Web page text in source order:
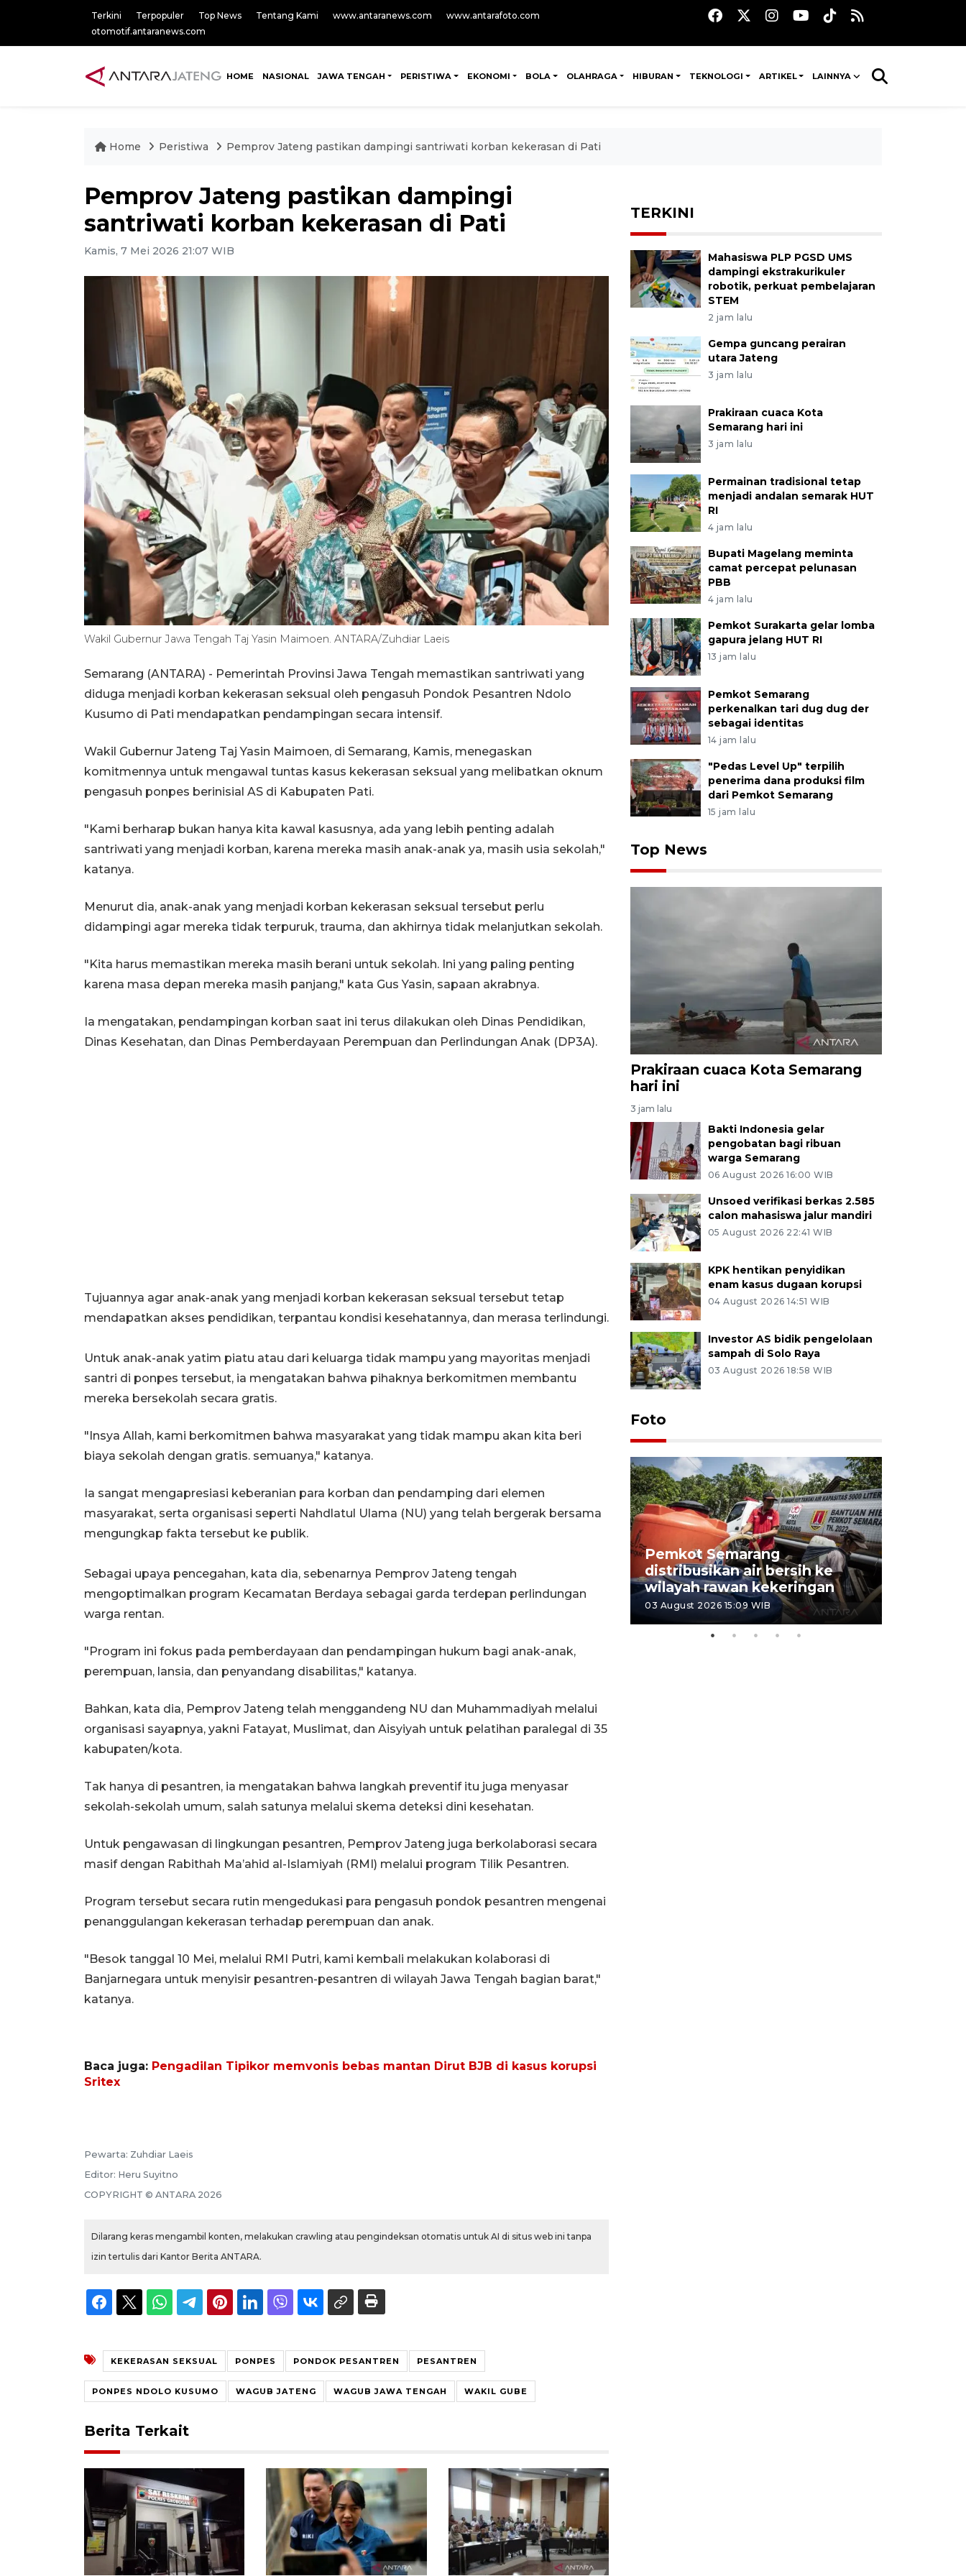
Terkini Terpopuler Top News Tentang Kami www.antaranews.com
www.antarafoto.com
otomotif.antaranews.com
HOME NASIONAL JAWA TENGAH PERISTIWA EKONOMI BOLA OLAHRAGA HIBURAN TEKNOLOGI ARTIKEL LAINNYA
Home Peristiwa Pemprov Jateng pastikan dampingi santriwati korban kekerasan di Pati
Pemprov Jateng pastikan dampingi
santriwati korban kekerasan di Pati
Kamis, 7 Mei 2026 21:07 WIB
Wakil Gubernur Jawa Tengah Taj Yasin Maimoen. ANTARA/Zuhdiar Laeis
Semarang (ANTARA) - Pemerintah Provinsi Jawa Tengah memastikan santriwati yang
diduga menjadi korban kekerasan seksual oleh pengasuh Pondok Pesantren Ndolo
Kusumo di Pati mendapatkan pendampingan secara intensif.
Wakil Gubernur Jateng Taj Yasin Maimoen, di Semarang, Kamis, menegaskan
komitmennya untuk mengawal tuntas kasus kekerasan seksual yang melibatkan oknum
pengasuh ponpes berinisial AS di Kabupaten Pati.
"Kami berharap bukan hanya kita kawal kasusnya, ada yang lebih penting adalah
santriwati yang menjadi korban, karena mereka masih anak-anak ya, masih usia sekolah,"
katanya.
Menurut dia, anak-anak yang menjadi korban kekerasan seksual tersebut perlu
didampingi agar mereka tidak terpuruk, trauma, dan akhirnya tidak melanjutkan sekolah.
"Kita harus memastikan mereka masih berani untuk sekolah. Ini yang paling penting
karena masa depan mereka masih panjang," kata Gus Yasin, sapaan akrabnya.
Ia mengatakan, pendampingan korban saat ini terus dilakukan oleh Dinas Pendidikan,
Dinas Kesehatan, dan Dinas Pemberdayaan Perempuan dan Perlindungan Anak (DP3A).
Tujuannya agar anak-anak yang menjadi korban kekerasan seksual tersebut tetap
mendapatkan akses pendidikan, terpantau kondisi kesehatannya, dan merasa terlindungi.
Untuk anak-anak yatim piatu atau dari keluarga tidak mampu yang mayoritas menjadi
santri di ponpes tersebut, ia mengatakan bahwa pihaknya berkomitmen membantu
mereka bersekolah secara gratis.
"Insya Allah, kami berkomitmen bahwa masyarakat yang tidak mampu akan kita beri
biaya sekolah dengan gratis. semuanya," katanya.
Ia sangat mengapresiasi keberanian para korban dan pendamping dari elemen
masyarakat, serta organisasi seperti Nahdlatul Ulama (NU) yang telah bergerak bersama
mengungkap fakta tersebut ke publik.
Sebagai upaya pencegahan, kata dia, sebenarnya Pemprov Jateng tengah
mengoptimalkan program Kecamatan Berdaya sebagai garda terdepan perlindungan
warga rentan.
"Program ini fokus pada pemberdayaan dan pendampingan hukum bagi anak-anak,
perempuan, lansia, dan penyandang disabilitas," katanya.
Bahkan, kata dia, Pemprov Jateng telah menggandeng NU dan Muhammadiyah melalui
organisasi sayapnya, yakni Fatayat, Muslimat, dan Aisyiyah untuk pelatihan paralegal di 35
kabupaten/kota.
Tak hanya di pesantren, ia mengatakan bahwa langkah preventif itu juga menyasar
sekolah-sekolah umum, salah satunya melalui skema deteksi dini kesehatan.
Untuk pengawasan di lingkungan pesantren, Pemprov Jateng juga berkolaborasi secara
masif dengan Rabithah Ma’ahid al-Islamiyah (RMI) melalui program Tilik Pesantren.
Program tersebut secara rutin mengedukasi para pengasuh pondok pesantren mengenai
penanggulangan kekerasan terhadap perempuan dan anak.
"Besok tanggal 10 Mei, melalui RMI Putri, kami kembali melakukan kolaborasi di
Banjarnegara untuk menyisir pesantren-pesantren di wilayah Jawa Tengah bagian barat,"
katanya.
Baca juga: Pengadilan Tipikor memvonis bebas mantan Dirut BJB di kasus korupsi
Sritex
Pewarta: Zuhdiar Laeis
Editor: Heru Suyitno
COPYRIGHT © ANTARA 2026
Dilarang keras mengambil konten, melakukan crawling atau pengindeksan otomatis untuk AI di situs web ini tanpa
izin tertulis dari Kantor Berita ANTARA.
KEKERASAN SEKSUAL PONPES PONDOK PESANTREN PESANTREN
PONPES NDOLO KUSUMO WAGUB JATENG WAGUB JAWA TENGAH WAKIL GUBE
Berita Terkait
TERKINI
Mahasiswa PLP PGSD UMS
dampingi ekstrakurikuler
robotik, perkuat pembelajaran
STEM
2 jam lalu
Gempa guncang perairan
utara Jateng
3 jam lalu
Prakiraan cuaca Kota
Semarang hari ini
3 jam lalu
Permainan tradisional tetap
menjadi andalan semarak HUT
RI
4 jam lalu
Bupati Magelang meminta
camat percepat pelunasan
PBB
4 jam lalu
Pemkot Surakarta gelar lomba
gapura jelang HUT RI
13 jam lalu
Pemkot Semarang
perkenalkan tari dug dug der
sebagai identitas
14 jam lalu
"Pedas Level Up" terpilih
penerima dana produksi film
dari Pemkot Semarang
15 jam lalu
Top News
Prakiraan cuaca Kota Semarang
hari ini
3 jam lalu
Bakti Indonesia gelar
pengobatan bagi ribuan
warga Semarang
06 August 2026 16:00 WIB
Unsoed verifikasi berkas 2.585
calon mahasiswa jalur mandiri
05 August 2026 22:41 WIB
KPK hentikan penyidikan
enam kasus dugaan korupsi
04 August 2026 14:51 WIB
Investor AS bidik pengelolaan
sampah di Solo Raya
03 August 2026 18:58 WIB
Foto
Waduk Delingan Karanganyar
menyusut
Pemkot Semarang
distribusikan air bersih ke
wilayah rawan kekeringan
03 August 2026 15:09 WIB